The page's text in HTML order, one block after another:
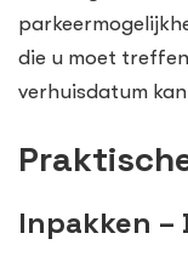
die u moet
verhuisdatum
Inpakken –